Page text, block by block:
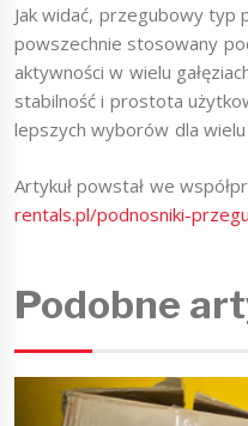
Jak widać, przegubowy typ
powszechnie stosowany
aktywności w wielu
stabilność i prostota
lepszych wyborów dla
Artykuł powstał we
rentals.pl/podnosniki-
Podobne